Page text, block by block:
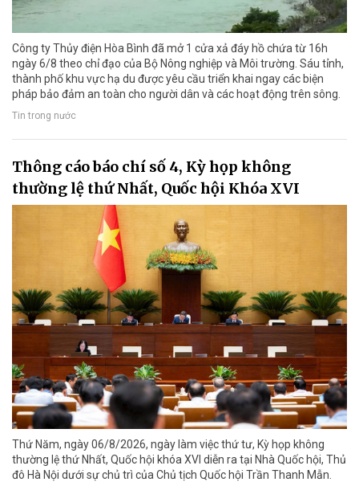
Công ty Thủy điện Hòa Bình đã mở 1 cửa xả đáy hồ chứa từ 16h
ngày 6/8 theo chỉ đạo của Bộ Nông nghiệp và Môi trường. Sáu tỉnh,
thành phố khu vực hạ du được yêu cầu triển khai ngay các biện
pháp bảo đảm an toàn cho người dân và các hoạt động trên sông.
Tin trong nước
Thông cáo báo chí số 4, Kỳ họp không
thường lệ thứ Nhất, Quốc hội Khóa XVI
Thứ Năm, ngày 06/8/2026, ngày làm việc thứ tư, Kỳ họp không
thường lệ thứ Nhất, Quốc hội khóa XVI diễn ra tại Nhà Quốc hội, Thủ
đô Hà Nội dưới sự chủ trì của Chủ tịch Quốc hội Trần Thanh Mẫn.